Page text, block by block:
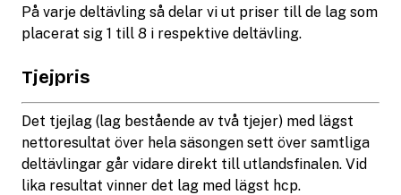
På varje deltävling så delar vi ut priser till de lag som
placerat sig 1 till 8 i respektive deltävling.
Tjejpris
Det tjejlag (lag bestående av två tjejer) med lägst
nettoresultat över hela säsongen sett över samtliga
deltävlingar går vidare direkt till utlandsfinalen. Vid
lika resultat vinner det lag med lägst hcp.